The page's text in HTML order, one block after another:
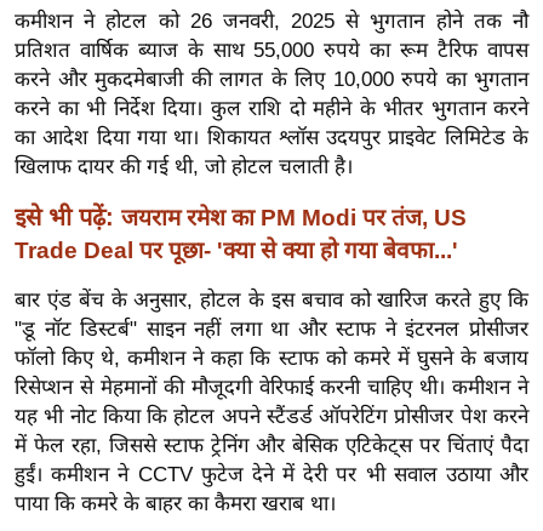
ज
ग
त
बॉ
ली
वु
ड
हॉ
वु
ड
फि
ल्म
स
मी
क्षा
कमीशन ने होटल को 26 जनवरी, 2025 से भुगतान होने तक नौ
प्रतिशत वार्षिक ब्याज के साथ 55,000 रुपये का रूम टैरिफ वापस
करने और मुकदमेबाजी की लागत के लिए 10,000 रुपये का भुगतान
करने का भी निर्देश दिया। कुल राशि दो महीने के भीतर भुगतान करने
का आदेश दिया गया था। शिकायत श्लॉस उदयपुर प्राइवेट लिमिटेड के
खिलाफ दायर की गई थी, जो होटल चलाती है।
इसे भी पढ़ें: जयराम रमेश का PM Modi पर तंज, US
Trade Deal पर पूछा- 'क्या से क्या हो गया बेवफा...'
बार एंड बेंच के अनुसार, होटल के इस बचाव को खारिज करते हुए कि
"डू नॉट डिस्टर्ब" साइन नहीं लगा था और स्टाफ ने इंटरनल प्रोसीजर
फॉलो किए थे, कमीशन ने कहा कि स्टाफ को कमरे में घुसने के बजाय
रिसेप्शन से मेहमानों की मौजूदगी वेरिफाई करनी चाहिए थी। कमीशन ने
यह भी नोट किया कि होटल अपने स्टैंडर्ड ऑपरेटिंग प्रोसीजर पेश करने
में फेल रहा, जिससे स्टाफ ट्रेनिंग और बेसिक एटिकेट्स पर चिंताएं पैदा
हुईं। कमीशन ने CCTV फुटेज देने में देरी पर भी सवाल उठाया और
पाया कि कमरे के बाहर का कैमरा खराब था।